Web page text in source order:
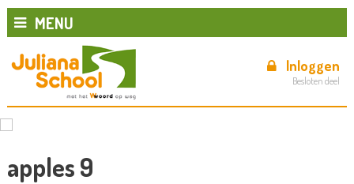
MENU
Inloggen
Besloten deel
apples 9